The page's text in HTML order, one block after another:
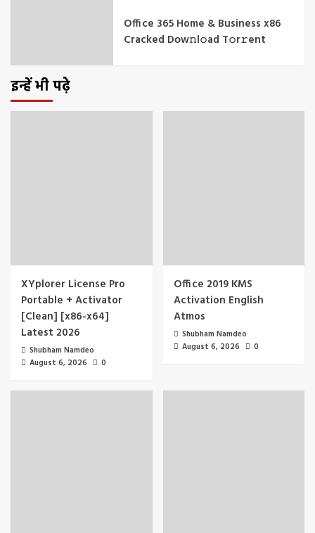
Office 365 Home & Business x86
Cracked Dоw𝚗l𝚘ad T𝚘r𝚛ent
इन्हें भी पढ़े
XYplorer License Pro
Portable + Activator
[Clean] [x86-x64]
Latest 2026
Shubham Namdeo
August 6, 2026
0
Office 2019 KMS
Activation English
Atmos
Shubham Namdeo
August 6, 2026
0